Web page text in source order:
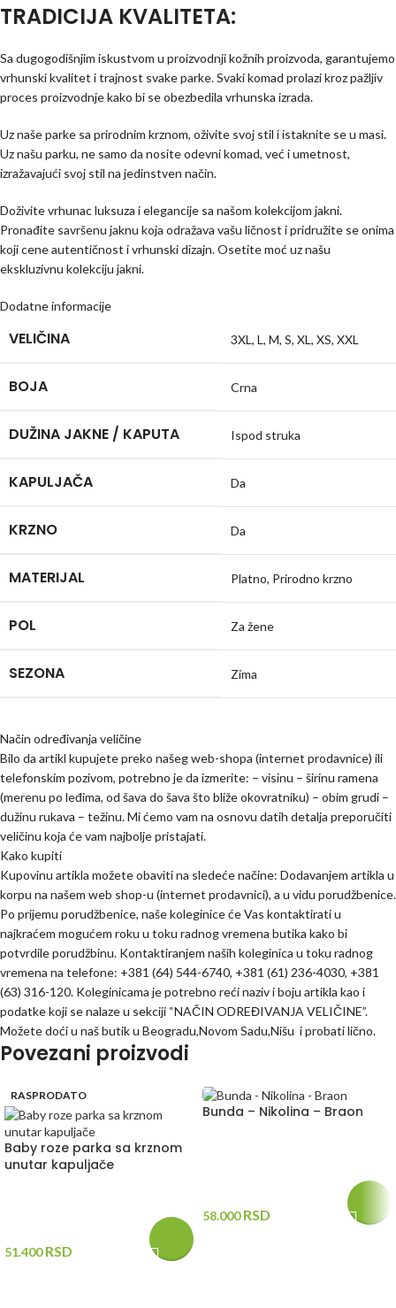
TRADICIJA KVALITETA:
Sa dugogodišnjim iskustvom u proizvodnji kožnih proizvoda, garantujemo
vrhunski kvalitet i trajnost svake parke. Svaki komad prolazi kroz pažljiv
proces proizvodnje kako bi se obezbedila vrhunska izrada.
Uz naše parke sa prirodnim krznom, oživite svoj stil i istaknite se u masi.
Uz našu parku, ne samo da nosite odevni komad, već i umetnost,
izražavajući svoj stil na jedinstven način.
Doživite vrhunac luksuza i elegancije sa našom kolekcijom jakni.
Pronađite savršenu jaknu koja odražava vašu ličnost i pridružite se onima
koji cene autentičnost i vrhunski dizajn. Osetite moć uz našu
ekskluzivnu kolekciju jakni.
Dodatne informacije
VELIČINA 3XL, L, M, S, XL, XS, XXL
BOJA Crna
DUŽINA JAKNE / KAPUTA Ispod struka
KAPULJAČA Da
KRZNO Da
MATERIJAL Platno, Prirodno krzno
POL Za žene
SEZONA Zima
Način određivanja veličine
Bilo da artikl kupujete preko našeg web-shopa (internet prodavnice) ili
telefonskim pozivom, potrebno je da izmerite: – visinu – širinu ramena
(merenu po leđima, od šava do šava što bliže okovratniku) – obim grudi –
dužinu rukava – težinu. Mi ćemo vam na osnovu datih detalja preporučiti
veličinu koja će vam najbolje pristajati.
Kako kupiti
Kupovinu artikla možete obaviti na sledeće načine: Dodavanjem artikla u
korpu na našem web shop-u (internet prodavnici), a u vidu porudžbenice.
Po prijemu porudžbenice, naše koleginice će Vas kontaktirati u
najkraćem mogućem roku u toku radnog vremena butika kako bi
potvrdile porudžbinu. Kontaktiranjem naših koleginica u toku radnog
vremena na telefone: +381 (64) 544-6740, +381 (61) 236-4030, +381
(63) 316-120. Koleginicama je potrebno reći naziv i boju artikla kao i
podatke koji se nalaze u sekciji “NAČIN ODREĐIVANJA VELIČINE”.
Možete doći u naš butik u Beogradu,Novom Sadu,Nišu i probati lično.
Povezani proizvodi
RASPRODATO
Baby roze parka sa krznom
unutar kapuljače
51.400RSD
Bunda – Nikolina – Braon
58.000RSD